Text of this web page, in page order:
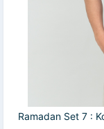
Ramadan Set 7 :